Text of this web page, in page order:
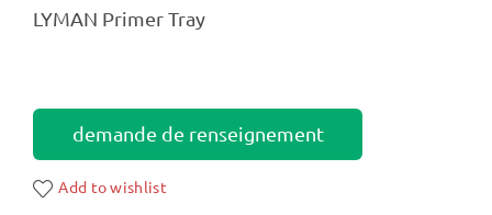
était :
LYMAN Primer Tray
demande de renseignement
Add to wishlist